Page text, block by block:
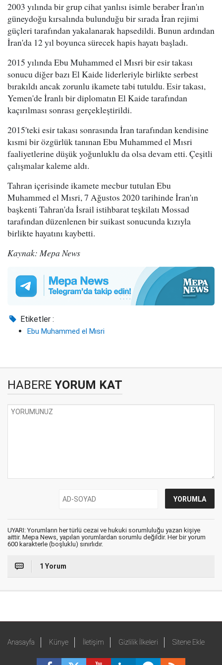
2003 yılında bir grup cihat yanlısı isimle beraber İran'ın
güneydoğu kırsalında bulunduğu bir sırada İran rejimi
güçleri tarafından yakalanarak hapsedildi. Bunun ardından
İran'da 12 yıl boyunca sürecek hapis hayatı başladı.
2015 yılında Ebu Muhammed el Mısri bir esir takası
sonucu diğer bazı El Kaide liderleriyle birlikte serbest
bırakıldı ancak zorunlu ikamete tabi tutuldu. Esir takası,
Yemen'de İranlı bir diplomatın El Kaide tarafından
kaçırılması sonrası gerçekleştirildi.
2015'teki esir takası sonrasında İran tarafından kendisine
kısmi bir özgürlük tanınan Ebu Muhammed el Mısri
faaliyetlerine düşük yoğunluklu da olsa devam etti. Çeşitli
çalışmalar kaleme aldı.
Tahran içerisinde ikamete mecbur tutulan Ebu
Muhammed el Mısri, 7 Ağustos 2020 tarihinde İran'ın
başkenti Tahran'da İsrail istihbarat teşkilatı Mossad
tarafından düzenlenen bir suikast sonucunda kızıyla
birlikte hayatını kaybetti.
Kaynak: Mepa News
Etiketler :
Ebu Muhammed el Mısri
HABERE YORUM KAT
UYARI: Yorumların her türlü cezai ve hukuki sorumluluğu yazan kişiye
aittir. Mepa News, yapılan yorumlardan sorumlu değildir. Her bir yorum
600 karakterle (boşluklu) sınırlıdır.
1 Yorum
Anasayfa Künye İletişim Gizlilik İlkeleri Sitene Ekle